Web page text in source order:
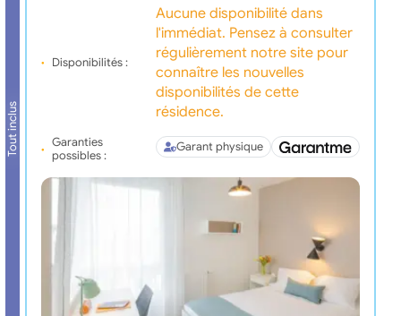
Tout inclus
Disponibilités :
Aucune disponibilité dans
l'immédiat. Pensez à consulter
régulièrement notre site pour
connaître les nouvelles
disponibilités de cette
résidence.
Garanties
possibles :
Garant physique